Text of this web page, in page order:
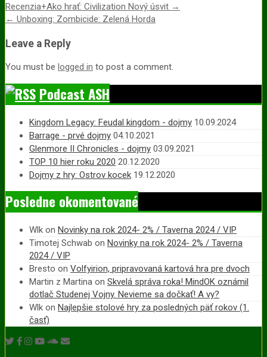
Post
navigation
Recenzia+Ako hrať: Civilization Nový úsvit →
← Unboxing: Zombicide: Zelená Horda
Leave a Reply
You must be logged in to post a comment.
Podcast ASH
Kingdom Legacy: Feudal kingdom - dojmy 10.09.2024
Barrage - prvé dojmy 04.10.2021
Glenmore II Chronicles - dojmy 03.09.2021
TOP 10 hier roku 2020 20.12.2020
Dojmy z hry: Ostrov kocek 19.12.2020
Posledne okomentované
Wlk on Novinky na rok 2024- 2% / Taverna 2024 / VIP
Timotej Schwab on Novinky na rok 2024- 2% / Taverna
2024 / VIP
Bresto on Volfyirion, pripravovaná kartová hra pre dvoch
Martin z Martina on Skvelá správa roka! MindOK oznámil
dotlač Studenej Vojny. Nevieme sa dočkať! A vy?
Wlk on Najlepšie stolové hry za posledných päť rokov (1.
časť)